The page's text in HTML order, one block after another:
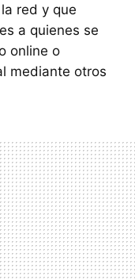
red y que
a quienes se
online o
mediante otros